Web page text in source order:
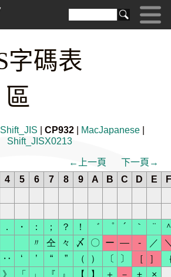
字碼表
Shift_JIS CP932 MacJapanese
Shift_JISX0213
←上一頁
下一頁→
4 5 6 7 8 9 A B C D E
F
． ・ ： ； ？ ！ ゛ ゜ ´ ｀ ¨
〃 仝 々 〆 〇 ー ― ‐ ／
‥ ‘ ’ “ ” （ ） 〔 〕 ［ ］
》 「 」 『 』 【 】 ＋ － ±
×